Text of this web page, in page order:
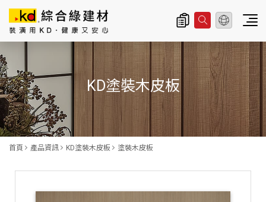
導
覽
|
K
D
科
KD塗裝木皮板
首頁 產品資訊 KD塗裝木皮板 塗裝木皮板
總公司資訊